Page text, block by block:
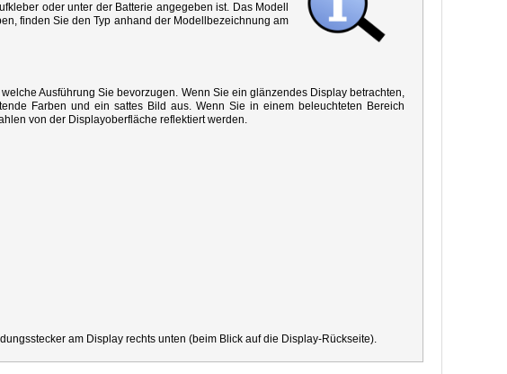
oder unter der Batterie angegeben ist. Das Modell
finden Sie den Typ anhand der Modellbezeichnung am
Ausführung Sie bevorzugen. Wenn Sie ein glänzendes Display betrachten,
Farben und ein sattes Bild aus. Wenn Sie in einem beleuchteten Bereich
von der Displayoberfläche reflektiert werden.
am Display rechts unten (beim Blick auf die Display-Rückseite).